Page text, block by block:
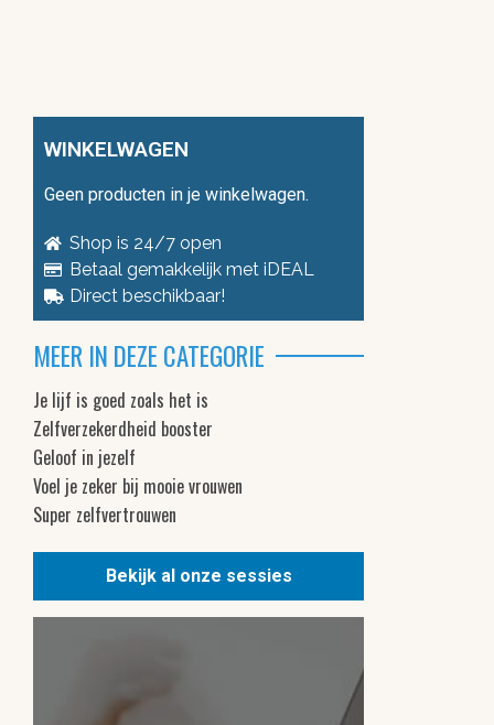
WINKELWAGEN
Geen producten in je winkelwagen.
Shop is 24/7 open
Betaal gemakkelijk met iDEAL
Direct beschikbaar!
MEER IN DEZE CATEGORIE
Je lijf is goed zoals het is
Zelfverzekerdheid booster
Geloof in jezelf
Voel je zeker bij mooie vrouwen
Super zelfvertrouwen
Bekijk al onze sessies